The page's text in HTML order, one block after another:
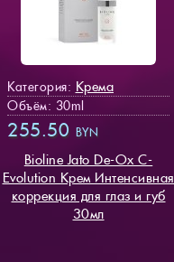
Категория: Крема
Объём: 30ml
255.50 BYN
Bioline Jato De-Ox C-
Evolution Крем Интенсивная
коррекция для глаз и губ
30мл